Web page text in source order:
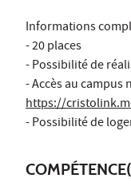
Informations
- 20 places
- Possibilité de
- Accès au
https://
- Possibilité de